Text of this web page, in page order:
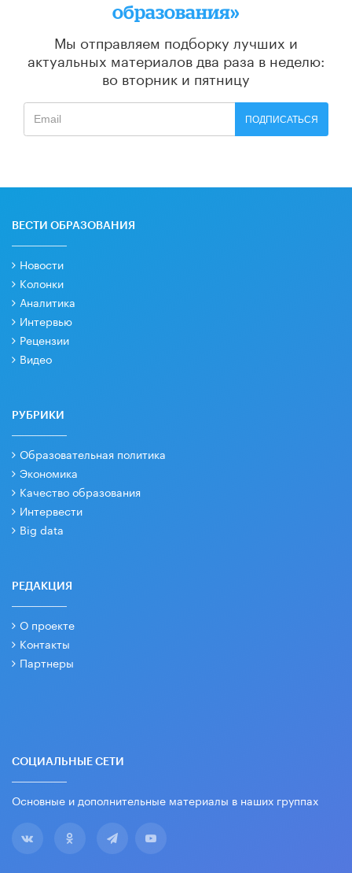
образования»
Мы отправляем подборку лучших и
актуальных материалов два раза в неделю:
во вторник и пятницу
ПОДПИСАТЬСЯ
ВЕСТИ ОБРАЗОВАНИЯ
Новости
Колонки
Аналитика
Интервью
Рецензии
Видео
РУБРИКИ
Образовательная политика
Экономика
Качество образования
Интервести
Big data
РЕДАКЦИЯ
О проекте
Контакты
Партнеры
СОЦИАЛЬНЫЕ СЕТИ
Основные и дополнительные материалы в наших группах